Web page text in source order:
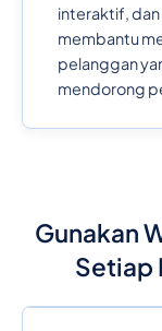
interaktif, dan
membantu
pelanggan
mendorong
Gunakan
Setiap